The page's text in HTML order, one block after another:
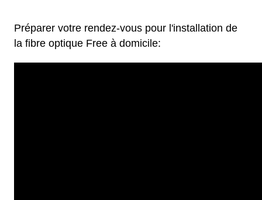
Préparer votre rendez-vous pour l'installation de
la fibre optique Free à domicile: